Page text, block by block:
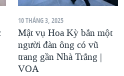
10 THÁNG 3, 2025
Mật vụ Hoa Kỳ bắn một
người đàn ông có vũ
trang gần Nhà Trắng |
VOA